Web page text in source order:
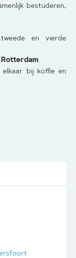
bestuderen,
en vierde
.
bij koffie en